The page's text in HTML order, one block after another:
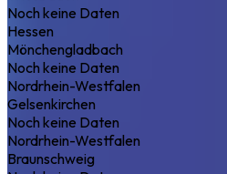
Noch keine Daten
Hessen
Mönchengladbach
Noch keine Daten
Nordrhein-Westfalen
Gelsenkirchen
Noch keine Daten
Nordrhein-Westfalen
Braunschweig